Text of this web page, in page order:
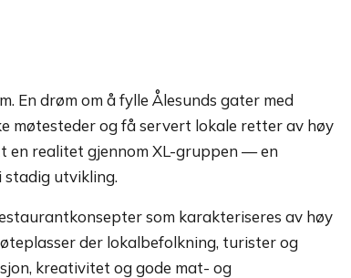
En drøm om å fylle Ålesunds gater med
møtesteder og få servert lokale retter av høy
en realitet gjennom XL-gruppen — en
utvikling.
som karakteriseres av høy
der lokalbefolkning, turister og
kreativitet og gode mat- og